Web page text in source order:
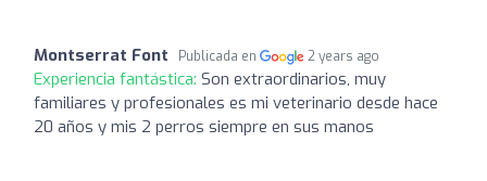
Montserrat Font Publicada en 2 years ago
Experiencia fantástica: Son extraordinarios, muy
familiares y profesionales es mi veterinario desde hace
20 años y mis 2 perros siempre en sus manos